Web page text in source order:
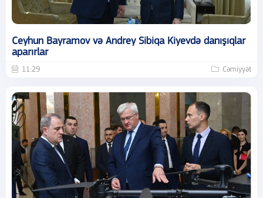
Ceyhun Bayramov və Andrey Sibiqa Kiyevdə danışıqlar
aparırlar
11:29 Cəmiyyət